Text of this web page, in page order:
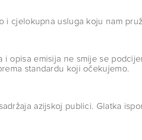
cjelokupna usluga koju nam
opisa emisija ne smije se
standardu koji očekujemo.
azijskoj publici. Glatka